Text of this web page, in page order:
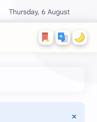
Thursday, 6 August